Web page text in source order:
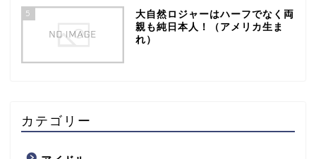
5
大自然ロジャーはハーフでなく両
親も純日本人！（アメリカ生ま
れ）
カテゴリー